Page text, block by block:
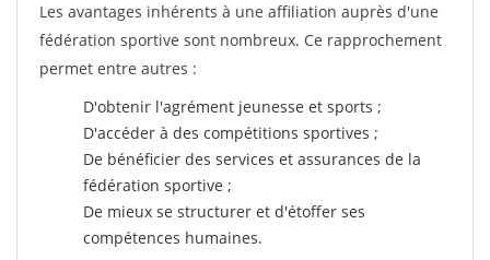
Les avantages inhérents à une affiliation auprès d'une
fédération sportive sont nombreux. Ce rapprochement
permet entre autres :
D'obtenir l'agrément jeunesse et sports ;
D'accéder à des compétitions sportives ;
De bénéficier des services et assurances de la
fédération sportive ;
De mieux se structurer et d'étoffer ses
compétences humaines.